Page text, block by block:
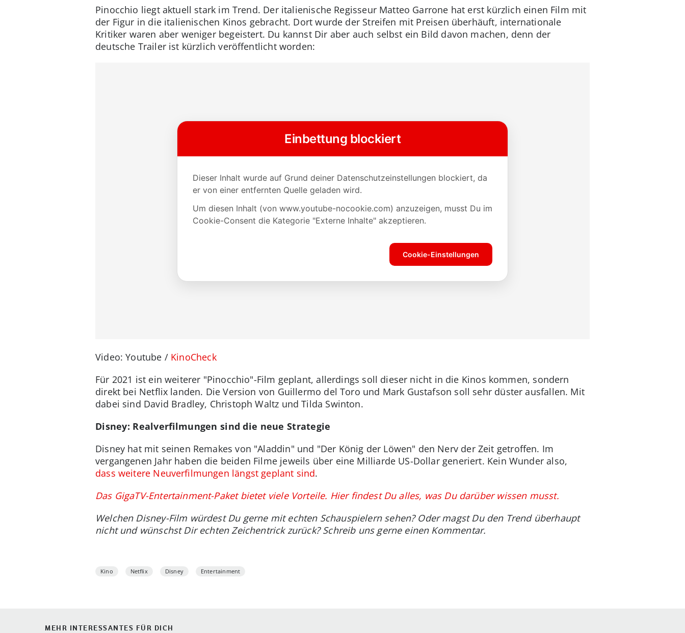
Pinocchio liegt aktuell stark im Trend. Der italienische Regisseur Matteo Garrone hat erst kürzlich einen Film mit
der Figur in die italienischen Kinos gebracht. Dort wurde der Streifen mit Preisen überhäuft, internationale
Kritiker waren aber weniger begeistert. Du kannst Dir aber auch selbst ein Bild davon machen, denn der
deutsche Trailer ist kürzlich veröffentlicht worden:
Video: Youtube / KinoCheck
Für 2021 ist ein weiterer "Pinocchio"-Film geplant, allerdings soll dieser nicht in die Kinos kommen, sondern
direkt bei Netflix landen. Die Version von Guillermo del Toro und Mark Gustafson soll sehr düster ausfallen. Mit
dabei sind David Bradley, Christoph Waltz und Tilda Swinton.
Disney: Realverfilmungen sind die neue Strategie
Disney hat mit seinen Remakes von "Aladdin" und "Der König der Löwen" den Nerv der Zeit getroffen. Im
vergangenen Jahr haben die beiden Filme jeweils über eine Milliarde US-Dollar generiert. Kein Wunder also,
dass weitere Neuverfilmungen längst geplant sind.
Das GigaTV-Entertainment-Paket bietet viele Vorteile. Hier findest Du alles, was Du darüber wissen musst.
Welchen Disney-Film würdest Du gerne mit echten Schauspielern sehen? Oder magst Du den Trend überhaupt
nicht und wünschst Dir echten Zeichentrick zurück? Schreib uns gerne einen Kommentar.
Kino Netflix Disney Entertainment
MEHR INTERESSANTES FÜR DICH